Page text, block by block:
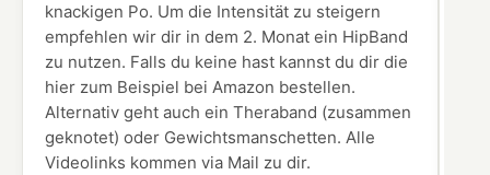
knackigen Po. Um die Intensität zu steigern
empfehlen wir dir in dem 2. Monat ein HipBand
zu nutzen. Falls du keine hast kannst du dir die
hier zum Beispiel bei Amazon bestellen.
Alternativ geht auch ein Theraband (zusammen
geknotet) oder Gewichtsmanschetten. Alle
Videolinks kommen via Mail zu dir.